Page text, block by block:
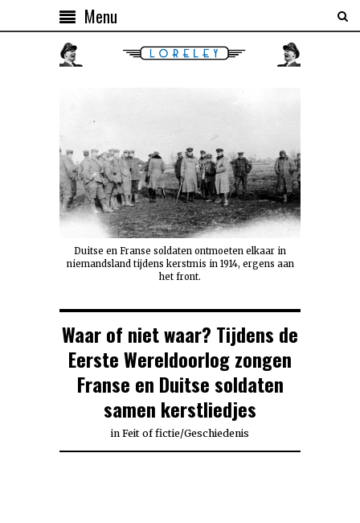
Menu
Duitse en Franse soldaten ontmoeten elkaar in
niemandsland tijdens kerstmis in 1914, ergens aan
het front.
Waar of niet waar? Tijdens de
Eerste Wereldoorlog zongen
Franse en Duitse soldaten
samen kerstliedjes
in Feit of fictie/Geschiedenis